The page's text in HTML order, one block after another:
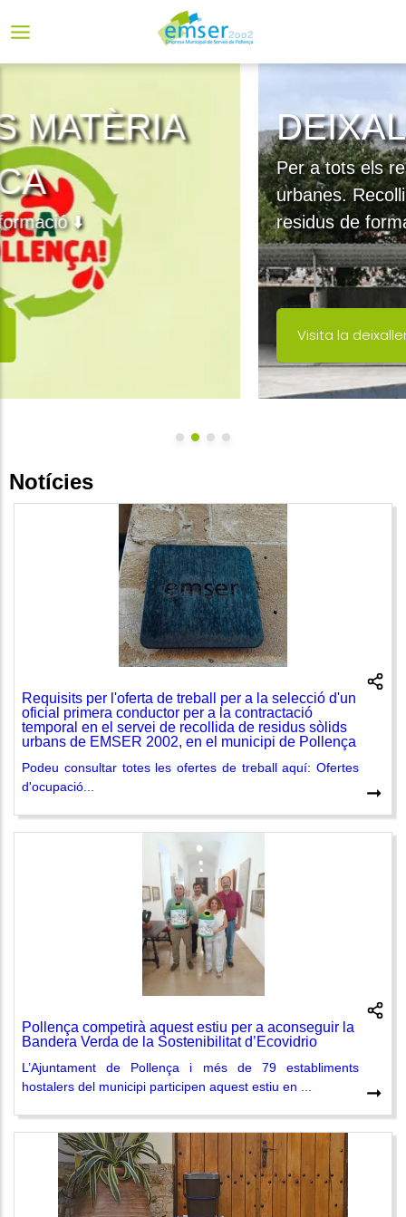
DEIXALLERIA
Per a tots els residents en zones
urbanes. Recollim i reciclam els teus
residus de forma fraccionada
Notícies
Requisits per l'oferta de treball per a la selecció d'un
oficial primera conductor per a la contractació
temporal en el servei de recollida de residus sòlids
urbans de EMSER 2002, en el municipi de Pollença
Podeu consultar totes les ofertes de treball aquí: Ofertes
d'ocupació...
➞
Pollença competirà aquest estiu per a aconseguir la
Bandera Verda de la Sostenibilitat d’Ecovidrio
L’Ajuntament de Pollença i més de 79 establiments
hostalers del municipi participen aquest estiu en ...
➞